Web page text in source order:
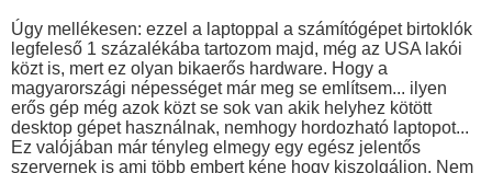
Úgy mellékesen: ezzel a laptoppal a számítógépet birtoklók
legfeleső 1 százalékába tartozom majd, még az USA lakói
közt is, mert ez olyan bikaerős hardware. Hogy a
magyarországi népességet már meg se említsem... ilyen
erős gép még azok közt se sok van akik helyhez kötött
desktop gépet használnak, nemhogy hordozható laptopot...
Ez valójában már tényleg elmegy egy egész jelentős
szervernek is ami több embert kéne hogy kiszolgáljon. Nem